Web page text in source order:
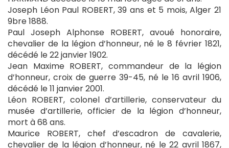
Joseph Léon Paul ROBERT, 39 ans et 5 mois, Alger 21
9bre 1888.
Paul Joseph Alphonse ROBERT, avoué honoraire,
chevalier de la légion d’honneur, né le 8 février 1821,
décédé le 22 janvier 1902.
Jean Maxime ROBERT, commandeur de la légion
d’honneur, croix de guerre 39-45, né le 16 avril 1906,
décédé le 11 janvier 2001.
Léon ROBERT, colonel d’artillerie, conservateur du
musée d’artillerie, officier de la légion d’honneur,
mort à 68 ans.
Maurice ROBERT, chef d’escadron de cavalerie,
chevalier de la légion d’honneur, né le 22 avril 1867,